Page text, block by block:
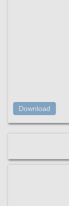
Download